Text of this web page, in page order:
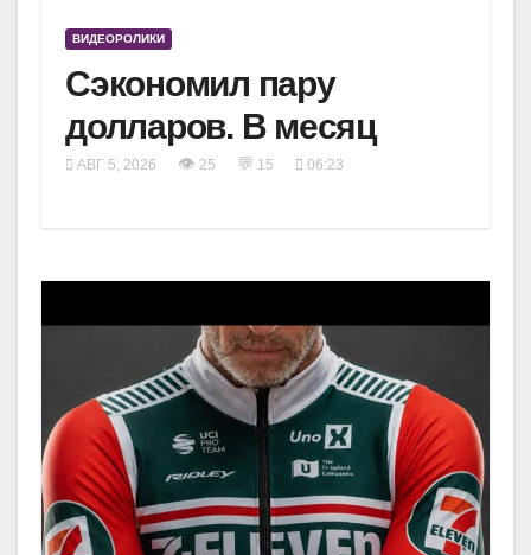
ВИДЕОРОЛИКИ
Сэкономил пару
долларов. В месяц
АВГ 5, 2026 👁 25 💬 15 06:23